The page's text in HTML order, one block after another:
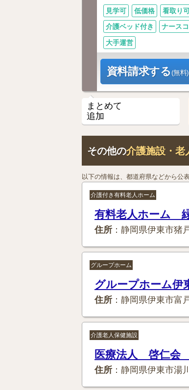
見学可 低価格 看取り
介護ベッド付き ナース
大手運営
資料請求する(無料)
まとめて
追加
その他の介護施設・老
以下の情報は、都道府県などから公
介護付き有料老人ホーム
有料老人ホーム
住所 ：静岡県伊東市猪
グループホーム
グループホーム伊
住所 ：静岡県伊東市富
介護老人保健施設
医療法人 啓仁会
住所 ：静岡県伊東市湯